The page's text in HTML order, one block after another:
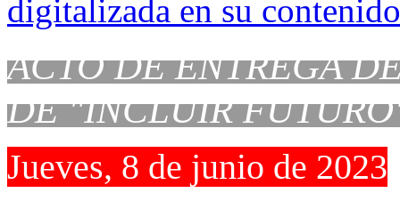
ACTO DE ENTREGA
DE "INCLUIR
Jueves, 8 de junio de 2023